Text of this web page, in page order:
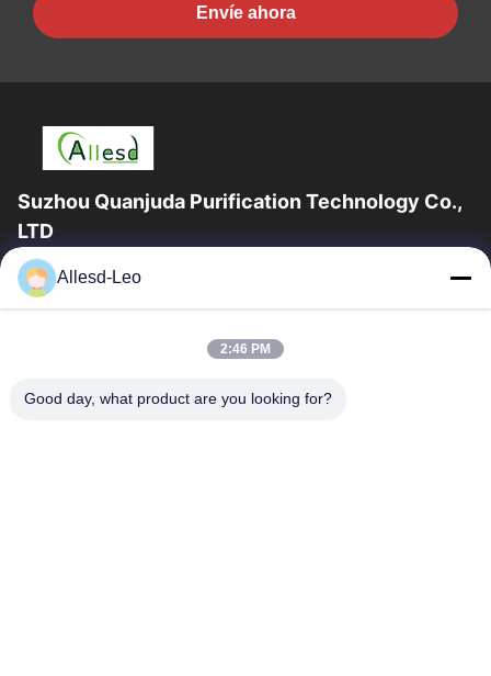
Envíe ahora
Suzhou Quanjuda Purification Technology Co.,
LTD
la experiencia 16years, como fabricante y un exportador
principales de ESD y los productos del recinto limpio,
Hogar
Productos
Allesd-Leo
2:46 PM
Good day, what product are you looking for?